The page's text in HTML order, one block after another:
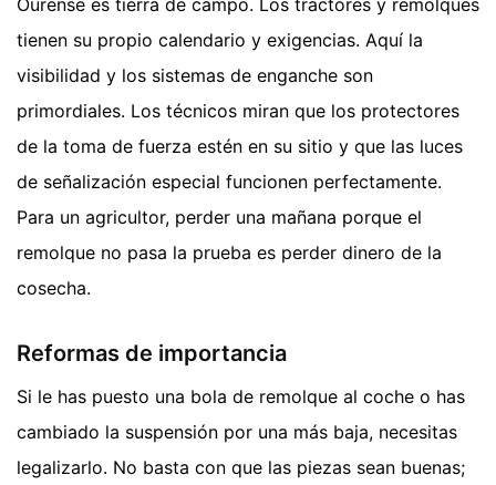
tienen su propio calendario y exigencias. Aquí la
visibilidad y los sistemas de enganche son
primordiales. Los técnicos miran que los protectores
de la toma de fuerza estén en su sitio y que las luces
de señalización especial funcionen perfectamente.
Para un agricultor, perder una mañana porque el
remolque no pasa la prueba es perder dinero de la
cosecha.
Reformas de importancia
Si le has puesto una bola de remolque al coche o has
cambiado la suspensión por una más baja, necesitas
legalizarlo. No basta con que las piezas sean buenas;